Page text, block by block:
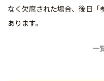
なく欠席された場合、後日
あります。
一